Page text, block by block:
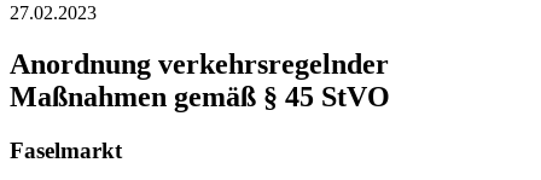
27.02.2023
Anordnung verkehrsregelnder
Maßnahmen gemäß § 45 StVO
Faselmarkt